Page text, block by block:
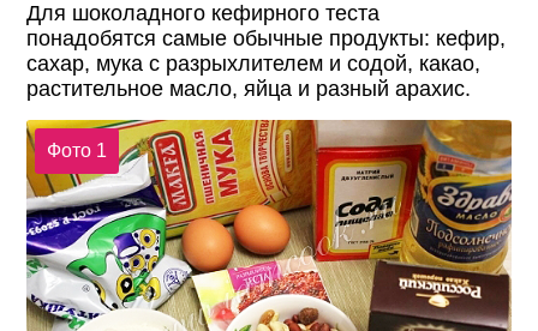
Для шоколадного кефирного теста
понадобятся самые обычные продукты: кефир,
сахар, мука с разрыхлителем и содой, какао,
растительное масло, яйца и разный арахис.
Фото 1